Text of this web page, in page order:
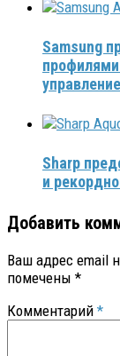
Samsung
Sharp
и
Добавить
Ваш адрес email
помечены *
Комментарий *